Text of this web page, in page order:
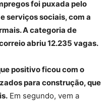
foi puxada pelo
serviços sociais, com a
A categoria de
abriu 12.235 vagas.
positivo ficou com o
para construção, que
Em segundo, vem a